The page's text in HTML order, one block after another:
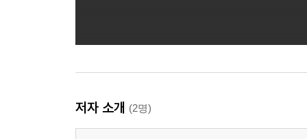
저자 소개 (2명)